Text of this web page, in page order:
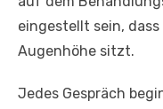
eingestellt sein,
Augenhöhe sitzt.
Jedes Gespräch